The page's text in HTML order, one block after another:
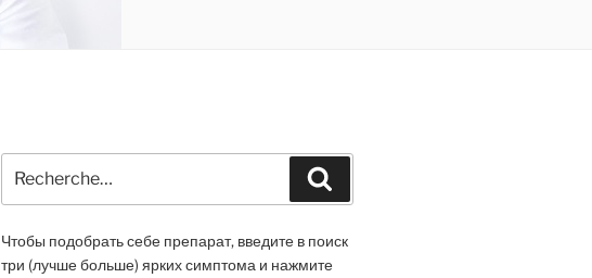
pour
:
Чтобы подобрать себе препарат, введите в поиск
три (лучше больше) ярких симптома и нажмите